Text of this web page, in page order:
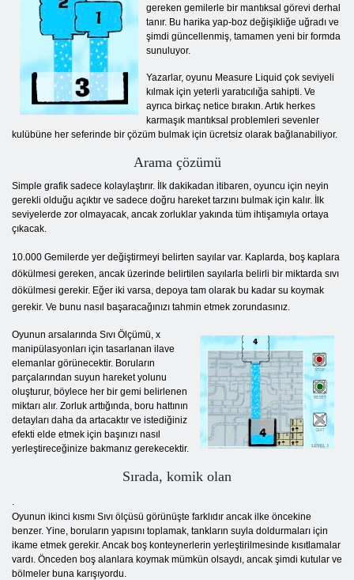
gereken gemilerle bir mantıksal görevi derhal
tanır. Bu harika yap-boz değişikliğe uğradı ve
şimdi güncellenmiş, tamamen yeni bir formda
sunuluyor.
Yazarlar, oyunu Measure Liquid çok seviyeli
kılmak için yeterli yaratıcılığa sahipti. Ve
ayrıca birkaç netice bırakın. Artık herkes
karmaşık mantıksal problemleri sevenler
kulübüne her seferinde bir çözüm bulmak için ücretsiz olarak bağlanabiliyor.
Arama çözümü
Simple grafik sadece kolaylaştırır. İlk dakikadan itibaren, oyuncu için neyin
gerekli olduğu açıktır ve sadece doğru hareket tarzını bulmak için kalır. İlk
seviyelerde zor olmayacak, ancak zorluklar yakında tüm ihtişamıyla ortaya
çıkacak.
10.000 Gemilerde yer değiştirmeyi belirten sayılar var. Kaplarda, boş kaplara
dökülmesi gereken, ancak üzerinde belirtilen sayılarla belirli bir miktarda sıvı
dökülmesi gerekir. Eğer iki varsa, depoya tam olarak bu kadar su koymak
gerekir. Ve bunu nasıl başaracağınızı tahmin etmek zorundasınız.
Oyunun arsalarında Sıvı Ölçümü, x
manipülasyonları için tasarlanan ilave
elemanlar görünecektir. Boruların
parçalarından suyun hareket yolunu
oluşturur, böylece her bir gemi belirlenen
miktarı alır. Zorluk arttığında, boru hattının
detayları daha da artacaktır ve istediğiniz
efekti elde etmek için başınızı nasıl
yerleştireceğinize bakmanız gerekecektir.
Sırada, komik olan
Oyunun ikinci kısmı Sıvı ölçüsü görünüşte farklıdır ancak ilke öncekine
benzer. Yine, boruların yapısını toplamak, tankların suyla doldurmaları için
ikame etmek gerekir. Ancak boş konteynerlerin yerleştirilmesinde kısıtlamalar
vardı. Önceden boş alanlara koymak mümkün olsaydı, ancak şimdi kutular ve
bölmeler buna karışıyordu.